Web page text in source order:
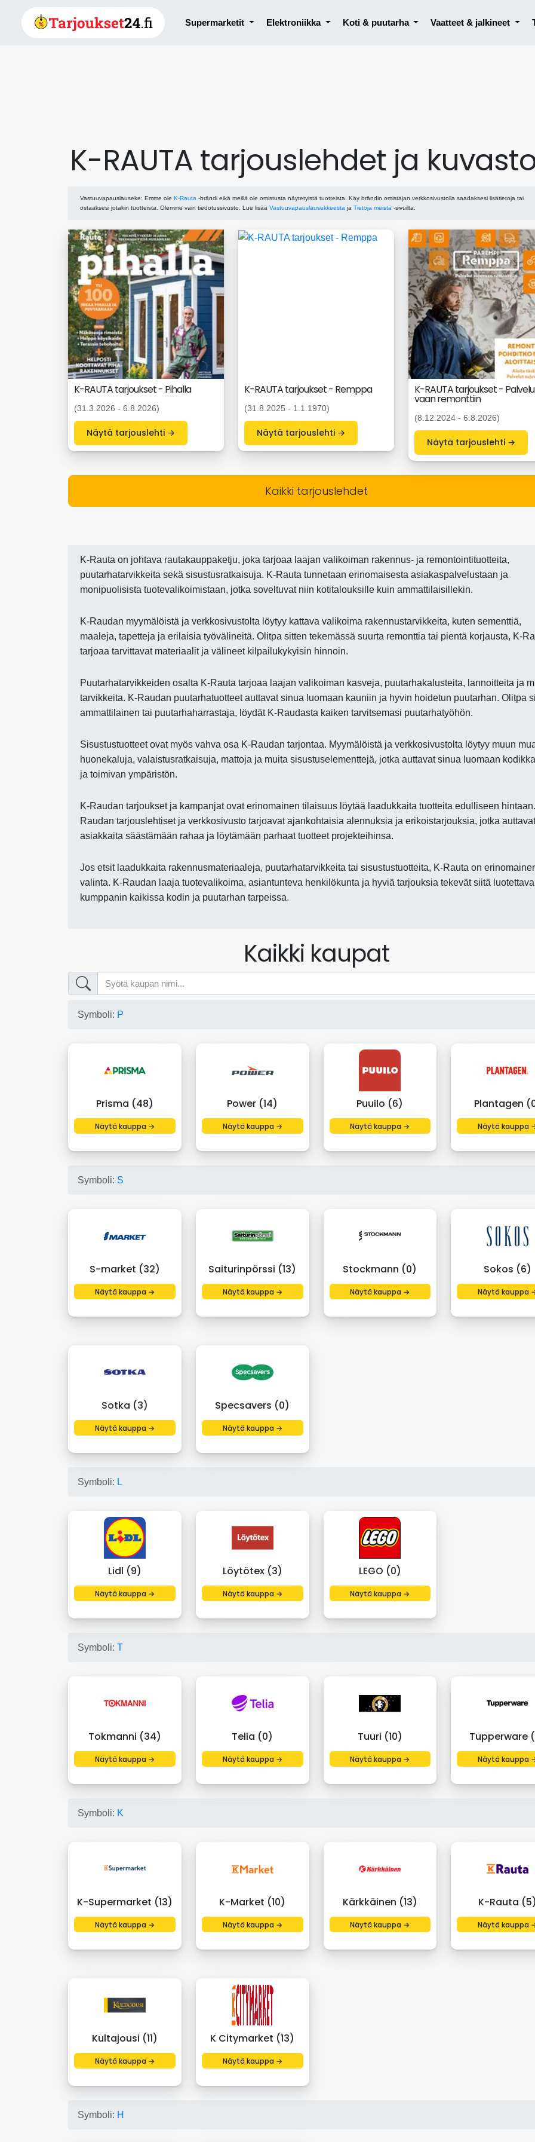
Supermarketit Elektroniikka Koti & puutarha Vaatteet & jalkineet
K-RAUTA tarjouslehdet ja
Vastuuvapauslauseke: Emme ole K-Rauta -brändi eikä meillä ole omistusta näytetyistä tuotteista. Käy brändin omistajan verkkosivustolla saadaksesi lisätietoja tai
ostaaksesi jotakin tuotteista. Olemme vain tiedotussivusto. Lue lisää Vastuuvapauslausekkeesta ja Tietoja meistä -sivuilta.
K-RAUTA tarjoukset - Pihalla
(31.3.2026 - 6.8.2026)
Näytä tarjouslehti →
K-RAUTA tarjoukset - Remppa
(31.8.2025 - 1.1.1970)
Näytä tarjouslehti →
K-RAUTA tarjoukset -
vaan remonttiin
(8.12.2024 - 6.8.2026)
Näytä tarjouslehti →
Kaikki tarjouslehdet
K-Rauta on johtava rautakauppaketju, joka tarjoaa laajan valikoiman rakennus- ja remontointituotteita,
puutarhatarvikkeita sekä sisustusratkaisuja. K-Rauta tunnetaan erinomaisesta asiakaspalvelustaan ja
monipuolisista tuotevalikoimistaan, jotka soveltuvat niin kotitalouksille kuin ammattilaisillekin.
K-Raudan myymälöistä ja verkkosivustolta löytyy kattava valikoima rakennustarvikkeita, kuten sementtiä,
maaleja, tapetteja ja erilaisia työvälineitä. Olitpa sitten tekemässä suurta remonttia tai pientä korjausta, K-
tarjoaa tarvittavat materiaalit ja välineet kilpailukykyisin hinnoin.
Puutarhatarvikkeiden osalta K-Rauta tarjoaa laajan valikoiman kasveja, puutarhakalusteita, lannoitteita ja
tarvikkeita. K-Raudan puutarhatuotteet auttavat sinua luomaan kauniin ja hyvin hoidetun puutarhan. Olitpa
ammattilainen tai puutarhaharrastaja, löydät K-Raudasta kaiken tarvitsemasi puutarhatyöhön.
Sisustustuotteet ovat myös vahva osa K-Raudan tarjontaa. Myymälöistä ja verkkosivustolta löytyy muun
huonekaluja, valaistusratkaisuja, mattoja ja muita sisustuselementtejä, jotka auttavat sinua luomaan
ja toimivan ympäristön.
K-Raudan tarjoukset ja kampanjat ovat erinomainen tilaisuus löytää laadukkaita tuotteita edulliseen
Raudan tarjouslehtiset ja verkkosivusto tarjoavat ajankohtaisia alennuksia ja erikoistarjouksia, jotka auttavat
asiakkaita säästämään rahaa ja löytämään parhaat tuotteet projekteihinsa.
Jos etsit laadukkaita rakennusmateriaaleja, puutarhatarvikkeita tai sisustustuotteita, K-Rauta on
valinta. K-Raudan laaja tuotevalikoima, asiantunteva henkilökunta ja hyviä tarjouksia tekevät siitä
kumppanin kaikissa kodin ja puutarhan tarpeissa.
Kaikki kaupat
Symboli: P
Prisma (48)
Näytä kauppa →
Power (14)
Näytä kauppa →
Puuilo (6)
Näytä kauppa →
Plantagen
Näytä kauppa
Symboli: S
S-market (32)
Näytä kauppa →
Saiturinpörssi (13)
Näytä kauppa →
Stockmann (0)
Näytä kauppa →
Sokos (6)
Näytä kauppa
Sotka (3)
Näytä kauppa →
Specsavers (0)
Näytä kauppa →
Symboli: L
Lidl (9)
Näytä kauppa →
Löytötex (3)
Näytä kauppa →
LEGO (0)
Näytä kauppa →
Symboli: T
Tokmanni (34)
Näytä kauppa →
Telia (0)
Näytä kauppa →
Tuuri (10)
Näytä kauppa →
Tupperware
Näytä kauppa
Symboli: K
K-Supermarket (13)
Näytä kauppa →
K-Market (10)
Näytä kauppa →
Kärkkäinen (13)
Näytä kauppa →
K-Rauta
Näytä kauppa
Kultajousi (11)
Näytä kauppa →
K Citymarket (13)
Näytä kauppa →
Symboli: H